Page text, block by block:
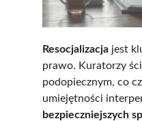
Resocjalizacja jest
prawo. Kuratorzy
podopiecznym, co
umiejętności
bezpieczniejszych